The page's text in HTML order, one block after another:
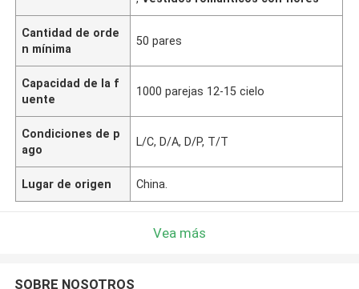
Cantidad de orde
n mínima
50 pares
Capacidad de la f
uente
1000 parejas 12-15 cielo
Condiciones de p
ago
L/C, D/A, D/P, T/T
Lugar de origen China.
Vea más
SOBRE NOSOTROS